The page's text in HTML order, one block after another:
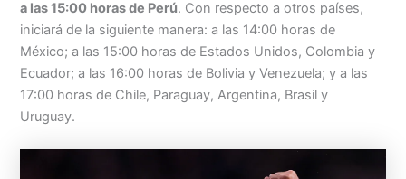
a las 15:00 horas de Perú. Con respecto a otros países,
iniciará de la siguiente manera: a las 14:00 horas de
México; a las 15:00 horas de Estados Unidos, Colombia y
Ecuador; a las 16:00 horas de Bolivia y Venezuela; y a las
17:00 horas de Chile, Paraguay, Argentina, Brasil y
Uruguay.